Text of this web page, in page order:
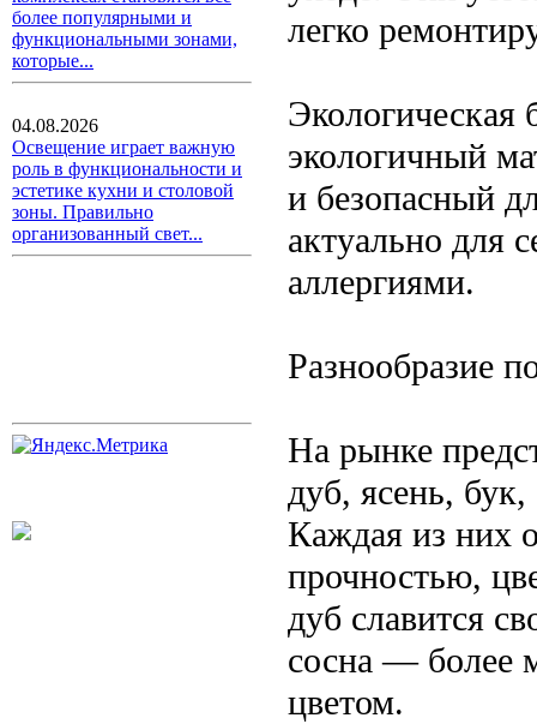
более популярными и
функциональными зонами,
которые...
04.08.2026
Освещение играет важную
роль в функциональности и
эстетике кухни и столовой
зоны. Правильно
организованный свет...
легко
Экологическая
экологичный
и безопасный
актуально для
аллергиями.
Разнообразие
На рынке
дуб, ясень,
Каждая из них
прочностью,
дуб славится
сосна — более
цветом.